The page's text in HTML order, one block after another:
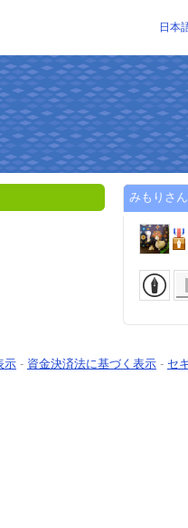
日本
みもりさ
示 - 資金決済法に基づく表示 - セ